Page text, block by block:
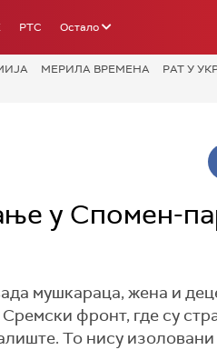
РТС Остало
МЕРИЛА ВРЕМЕНА РАТ У
у Спомен-
мушкараца, жена и
фронт, где су
То нису изоловани